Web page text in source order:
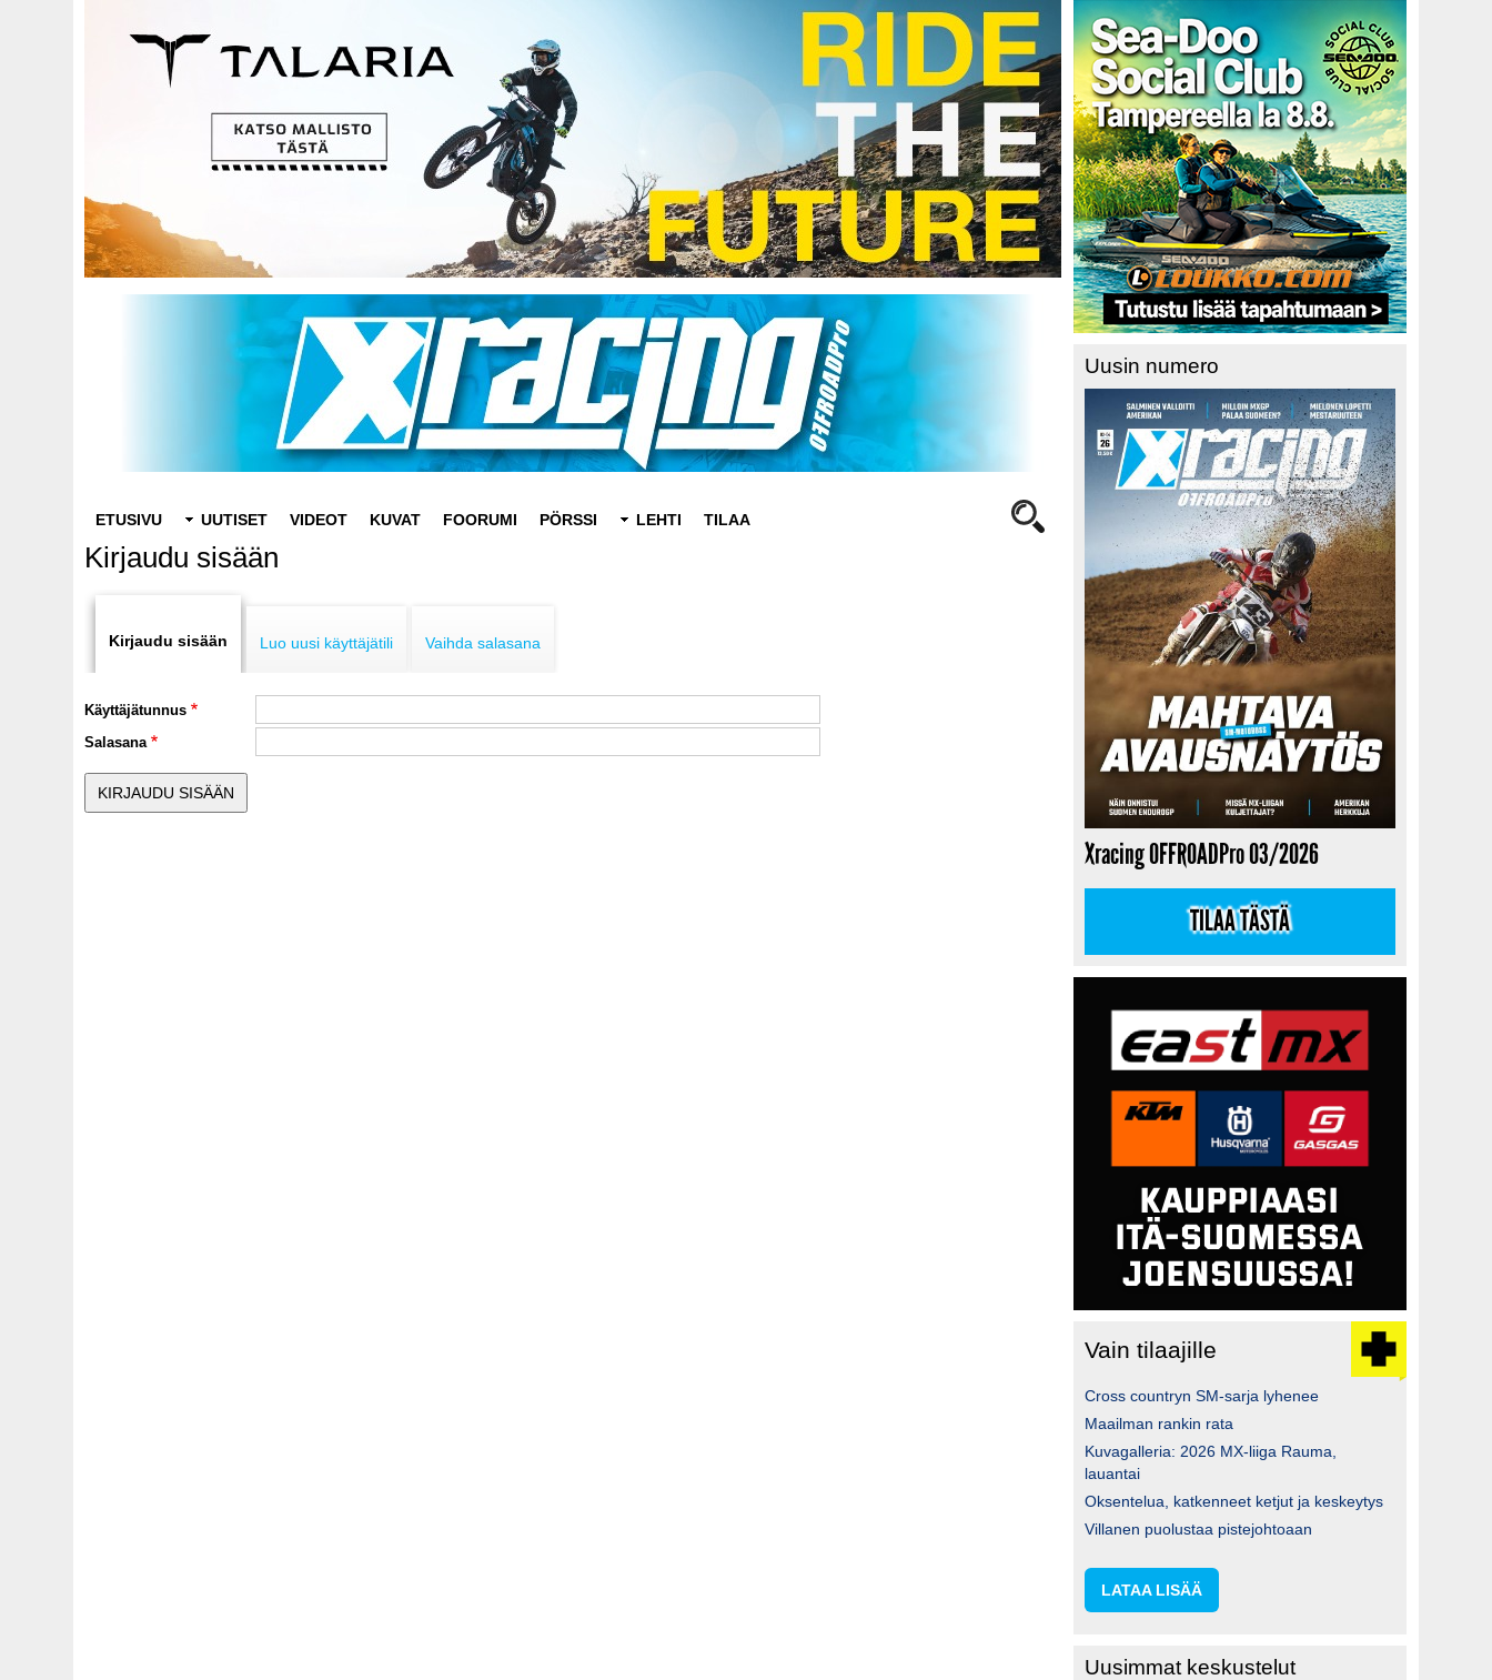
navigation
ETUSIVU UUTISET VIDEOT KUVAT FOORUMI PÖRSSI LEHTI TILAA
Kirjaudu sisään
tabs
Kirjaudu sisään Luo uusi käyttäjätili Vaihda salasana
Käyttäjätunnus
Salasana
Uusin numero
Xracing OFFROADPro 03/2026
TILAA TÄSTÄ
Vain tilaajille
Cross countryn SM-sarja lyhenee
Maailman rankin rata
Kuvagalleria: 2026 MX-liiga Rauma,
lauantai
Oksentelua, katkenneet ketjut ja keskeytys
Villanen puolustaa pistejohtoaan
LATAA LISÄÄ
Uusimmat keskustelut